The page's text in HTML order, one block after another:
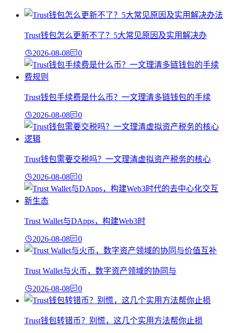
Trust钱包怎么更新不了？5大常见原因及实用解决办
2026-08-08 0
Trust钱包手续费是什么币？一文理清多链钱包的手续
2026-08-08 0
Trust钱包需要交税吗？一文理清虚拟资产税务的核心
2026-08-08 0
Trust Wallet与DApps，构建Web3时
2026-08-08 0
Trust Wallet与火币，数字资产领域的协同与
2026-08-08 0
Trust钱包转错币？别慌，这几个实用方法帮你止损